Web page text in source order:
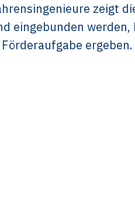
zeigt
eingebunden
ergeben.